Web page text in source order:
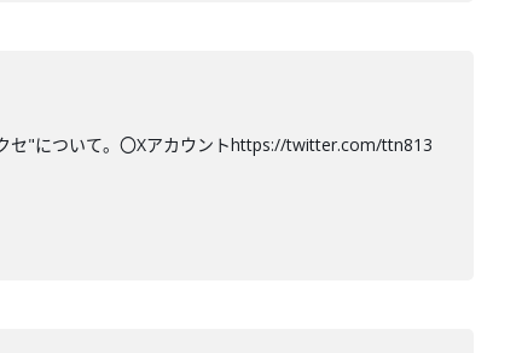
セ"について。〇Xアカウントhttps://twitter.com/ttn813